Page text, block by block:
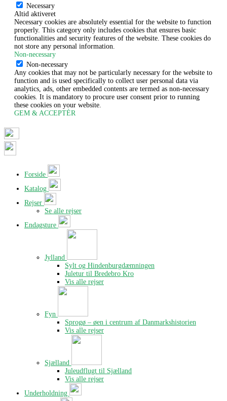
Necessary
Altid aktiveret
Necessary cookies are absolutely essential for the website to function
properly. This category only includes cookies that ensures basic
functionalities and security features of the website. These cookies do
not store any personal information.
Non-necessary
Non-necessary
Any cookies that may not be particularly necessary for the website to
function and is used specifically to collect user personal data via
analytics, ads, other embedded contents are termed as non-necessary
cookies. It is mandatory to procure user consent prior to running
these cookies on your website.
GEM & ACCEPTÈR
Forside
Katalog
Rejser
Se alle rejser
Endagsture
Jylland
Sylt og Hindenburgdæmningen
Juletur til Bredebro Kro
Vis alle rejser
Fyn
Sprogø – øen i centrum af Danmarkshistorien
Vis alle rejser
Sjælland
Juleudflugt til Sjælland
Vis alle rejser
Underholdning